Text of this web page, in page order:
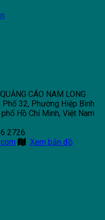
CÁO NAM LONG
32, Phường Hiệp Bình
Hồ Chí Minh, Việt Nam
2726
Xem bản đồ